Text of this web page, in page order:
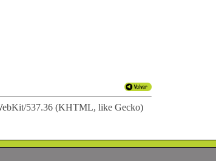
537.36 (KHTML, like Gecko)